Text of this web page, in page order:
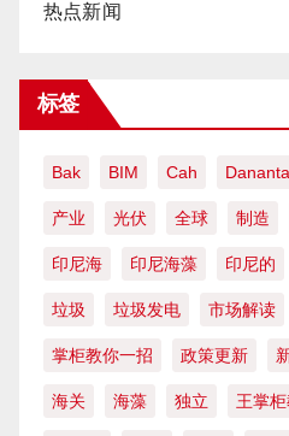
热点新闻
标签
Bak BIM Cah
产业 光伏 全球 制造
印尼海 印尼海藻 印尼的
垃圾 垃圾发电 市场解读
掌柜教你一招 政策更新
海关 海藻 独立 王掌